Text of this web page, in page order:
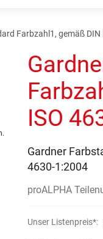
Farbzahl1, gemäß DIN
ISO
Gardner
4630-1:2004
proALPHA
Unser Listenpreis*: